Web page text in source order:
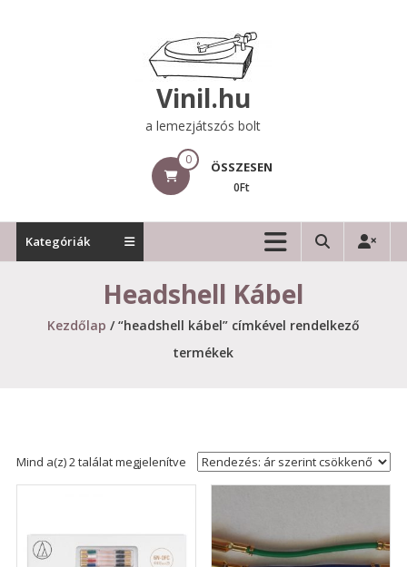
Vinil.hu
a lemezjátszós bolt
0 ÖSSZESEN
0Ft
Kategóriák
Headshell Kábel
Kezdőlap / “headshell kábel” címkével rendelkező
termékek
Mind a(z) 2 találat megjelenítveSorted
by